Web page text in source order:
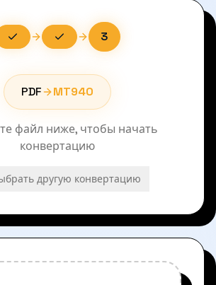
3
PDF MT940
файл ниже, чтобы начать
конвертацию
другую конвертацию